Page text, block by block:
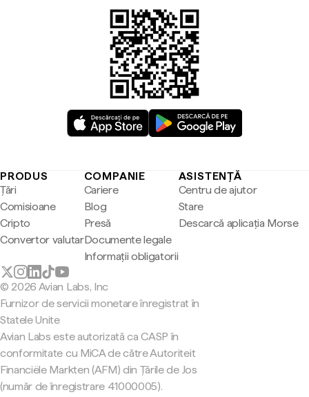
PRODUS
Țări
Comisioane
Cripto
Convertor valutar
COMPANIE
Cariere
Blog
Presă
Documente legale
Informații obligatorii
ASISTENȚĂ
Centru de ajutor
Stare
Descarcă aplicația Morse
© 2026 Avian Labs, Inc
Furnizor de servicii monetare înregistrat în
Statele Unite
Avian Labs este autorizată ca CASP în
conformitate cu MiCA de către Autoriteit
Financiële Markten (AFM) din Țările de Jos
(număr de înregistrare 41000005).